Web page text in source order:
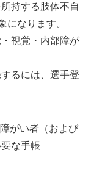
持する肢体不自
なります。
視覚・内部障が
るには、選手登
がい者（および
な手帳